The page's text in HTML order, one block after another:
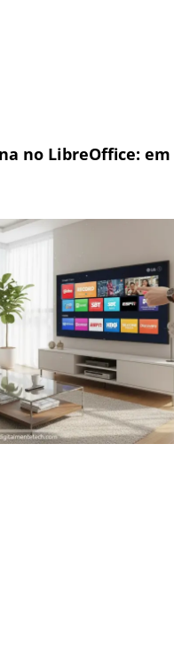
no LibreOffice: em